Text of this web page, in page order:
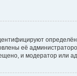
её
и модератор или